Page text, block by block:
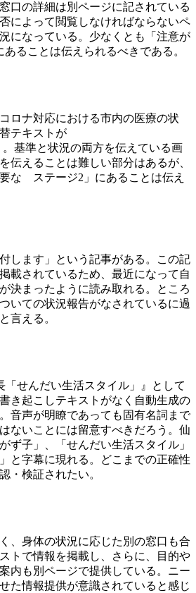
口の詳細は別ページに記されている
によって閲覧しなければならないペ
になっている。少なくとも「注意が
ることは伝えられるべきである。
ロナ対応における市内の医療の状
テキストが
。基準と状況の両方を伝えている画
伝えることは難しい部分はあるが、
な ステージ2」にあることは伝え
します」という記事がある。この記
載されているため、最近になって自
決まったように読み取れる。ところ
いての状況報告がなされているに過
言える。
「せんだい生活スタイル」』として
き起こしテキストがなく自動生成の
音声が明瞭であっても固有名詞まで
ないことには留意すべきだろう。仙
ず子」、「せんだい生活スタイル」
と字幕に現れる。どこまでの正確性
・検証されたい。
、身体の状況に応じた別の窓口も合
トで情報を掲載し、さらに、目的や
内も別ページで提供している。ニー
た情報提供が意識されていると感じ